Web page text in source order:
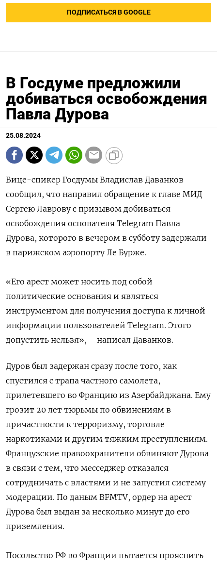
ПОДПИСАТЬСЯ В GOOGLE
В Госдуме предложили
добиваться освобождения
Павла Дурова
25.08.2024
Вице-спикер Госдумы Владислав Даванков
сообщил, что направил обращение к главе МИД
Сергею Лаврову с призывом добиваться
освобождения основателя Telegram Павла
Дурова, которого в вечером в субботу задержали
в парижском аэропорту Ле Бурже.
«Его арест может носить под собой
политические основания и являться
инструментом для получения доступа к личной
информации пользователей Telegram. Этого
допустить нельзя», – написал Даванков.
Дуров был задержан сразу после того, как
спустился с трапа частного самолета,
прилетевшего во Францию из Азербайджана. Ему
грозит 20 лет тюрьмы по обвинениям в
причастности к терроризму, торговле
наркотиками и другим тяжким преступлениям.
Французские правоохранители обвиняют Дурова
в связи с тем, что месседжер отказался
сотрудничать с властями и не запустил систему
модерации. По даным BFMTV, ордер на арест
Дурова был выдан за несколько минут до его
приземления.
Посольство РФ во Франции пытается прояснить